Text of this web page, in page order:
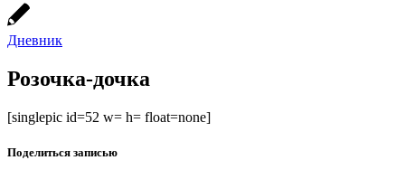
Дневник
Розочка-дочка
[singlepic id=52 w= h= float=none]
Поделиться записью